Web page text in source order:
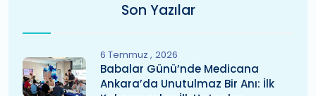
Son Yazılar
6 Temmuz 2026
Babalar Günü’nde Medicana
Ankara’da Unutulmaz Bir Anı: İlk